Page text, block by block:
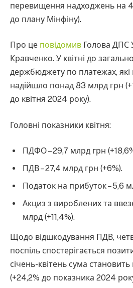
перевищення надходжень на
до плану Мінфіну).
Про це повідомив Голова ДПС
Кравченко. У квітні до
держбюджету по платежах,
надійшло понад 83 млрд грн
до квітня 2024 року).
Головні показники квітня:
ПДФО – 29,7 млрд грн
ПДВ – 27,4 млрд грн (+6%).
Податок на прибуток – 5,6
Акциз з вироблених та
млрд (+11,4%).
Щодо відшкодування ПДВ,
поспіль спостерігається
січень-квітень сума
(+24,2% до показника 2024